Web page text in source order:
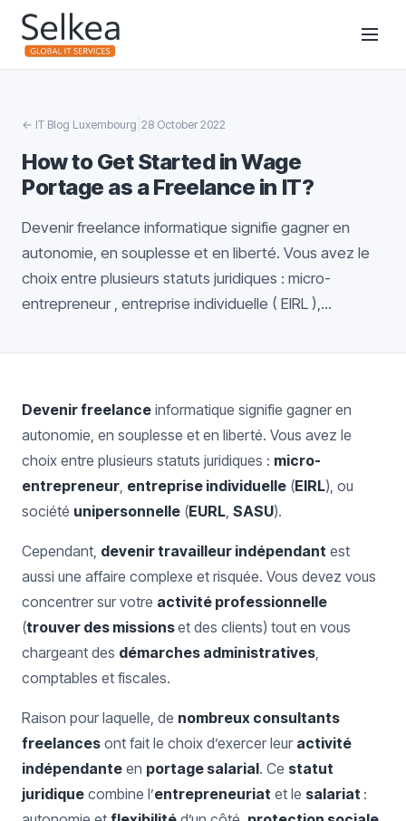
← IT Blog Luxembourg 28 October 2022
How to Get Started in Wage
Portage as a Freelance in IT?
Devenir freelance informatique signifie gagner en
autonomie, en souplesse et en liberté. Vous avez le
choix entre plusieurs statuts juridiques : micro-
entrepreneur , entreprise individuelle ( EIRL ),...
Devenir freelance informatique signifie gagner en
autonomie, en souplesse et en liberté. Vous avez le
choix entre plusieurs statuts juridiques : micro-
entrepreneur, entreprise individuelle (EIRL), ou
société unipersonnelle (EURL, SASU).
Cependant, devenir travailleur indépendant est
aussi une affaire complexe et risquée. Vous devez vous
concentrer sur votre activité professionnelle
(trouver des missionset des clients) tout en vous
chargeant des démarches administratives,
comptables et fiscales.
Raison pour laquelle, de nombreux consultants
freelances ont fait le choix d’exercer leur activité
indépendante en portage salarial. Ce statut
juridique combine l’entrepreneuriat et le salariat :